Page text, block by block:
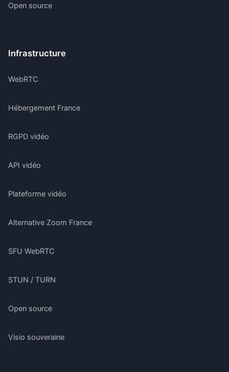
Open source
Infrastructure
WebRTC
Hébergement France
RGPD vidéo
API vidéo
Plateforme vidéo
Alternative Zoom France
SFU WebRTC
STUN / TURN
Open source
Visio souveraine